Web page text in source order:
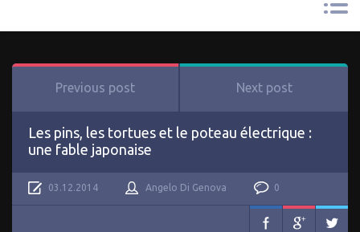
Previous post Next post
Les pins, les tortues et le poteau électrique :
une fable japonaise
03.12.2014 Angelo Di Genova 0